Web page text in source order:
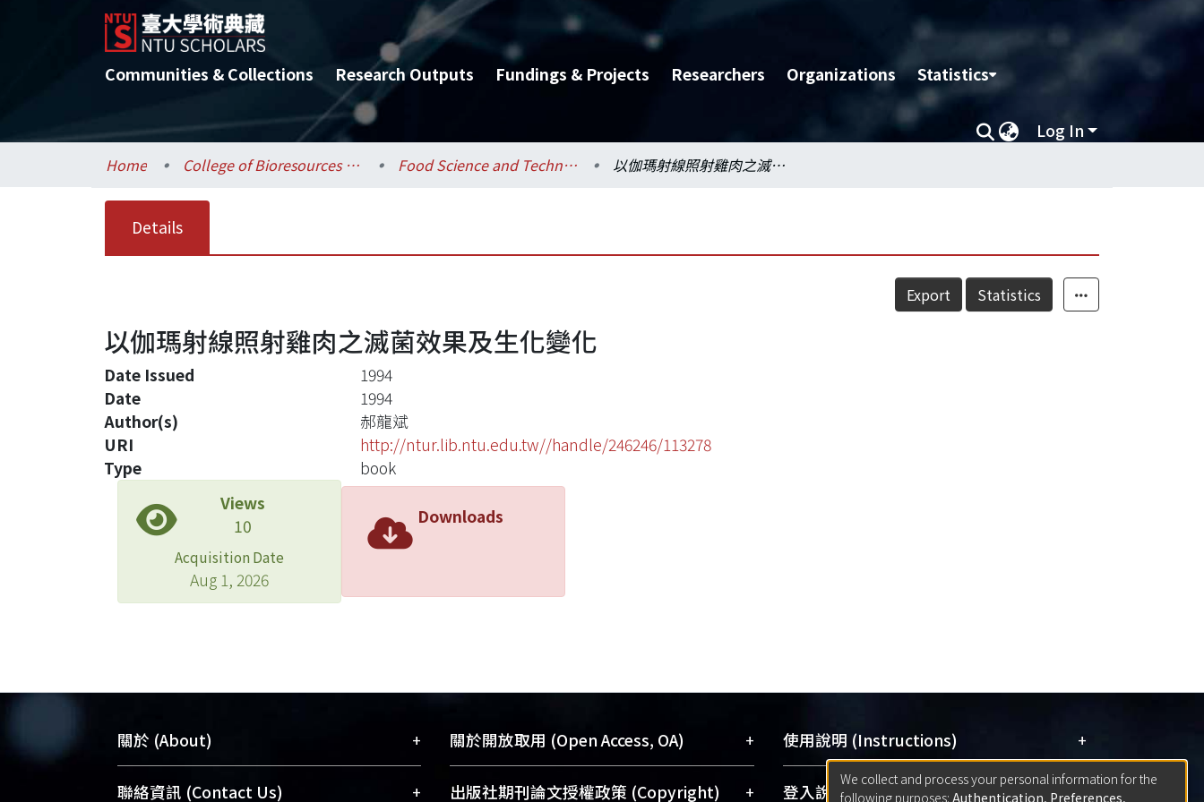
Communities & Collections Research Outputs Fundings & Projects Researchers Organizations Statistics
Log In
Home College of Bioresources and Agriculture / 生物資源暨農學院 Food Science and Technology / 食品科技研究所 以伽瑪射線照射雞肉之滅菌效果及生化變化
Details
Export Statistics
以伽瑪射線照射雞肉之滅菌效果及生化變化
Date Issued
1994
Date
1994
Author(s)
郝龍斌
URI
http://ntur.lib.ntu.edu.tw//handle/246246/113278
Type
book
Views
10
Acquisition Date
Aug 1, 2026
Downloads
關於 (About) +
臺大位居世界頂尖大學之列，為永久珍藏
聯絡資訊 (Contact Us) +
關於開放取用 (Open Access, OA) +
開放取用是從使用者角度提升資訊取用性
出版社期刊論文授權政策 (Copyright) +
使用說明 (Instructions) +
網站簡介(Quickstart Guide)
登入說明 (Sign-in) +
We collect and process your personal information for the
following purposes: Authentication, Preferences,